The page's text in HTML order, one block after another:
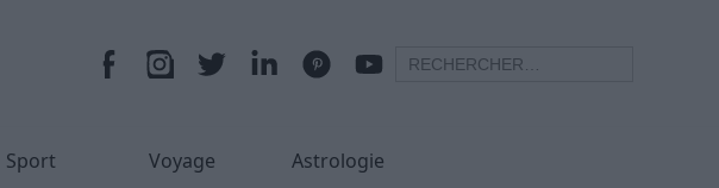
Sport Voyage Astrologie